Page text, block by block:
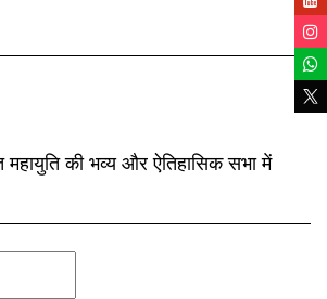
की भव्य और ऐतिहासिक सभा में